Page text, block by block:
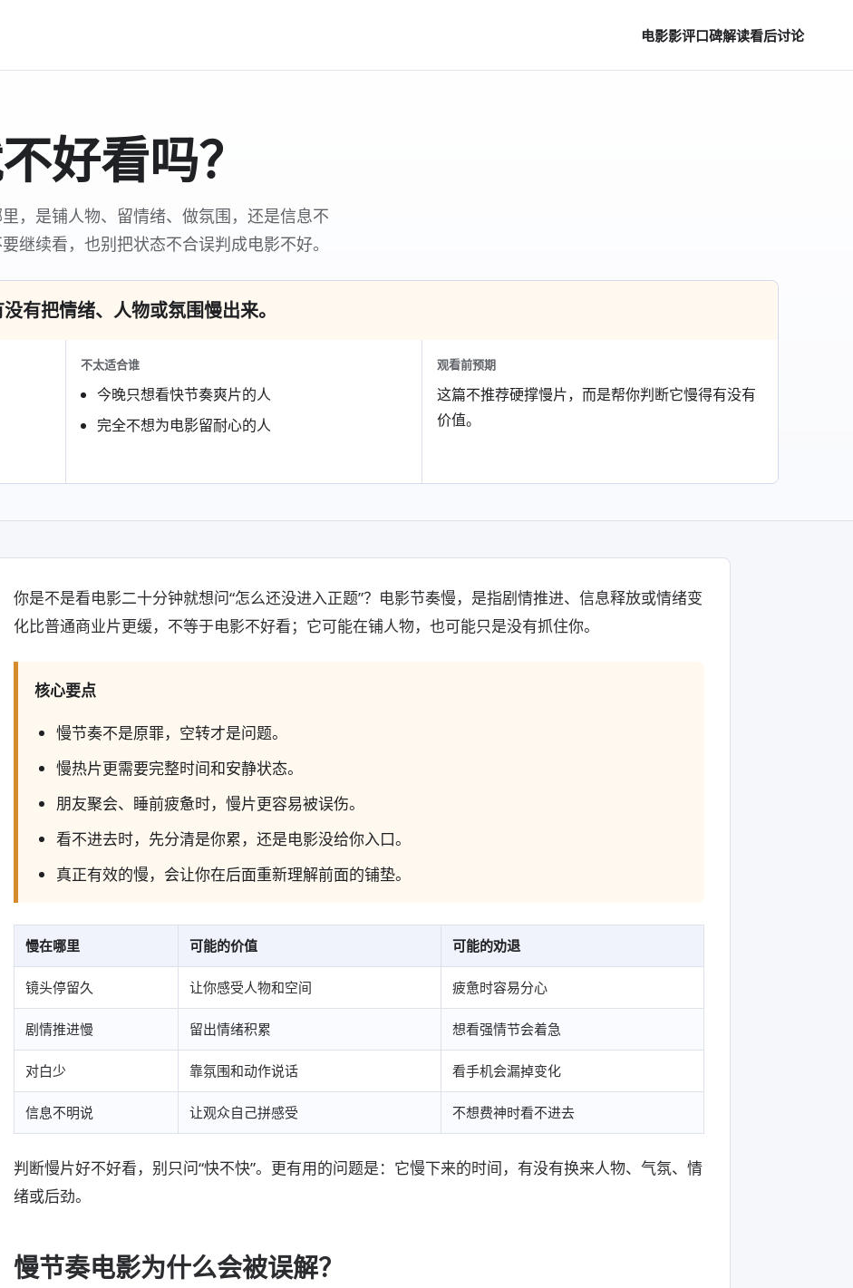
电影影评口碑解读看后讨论
好看吗？
，是铺人物、留情绪、做氛围，还是信息不
继续看，也别把状态不合误判成电影不好。
有把情绪、人物或氛围慢出来。
不太适合谁
今晚只想看快节奏爽片的人
完全不想为电影留耐心的人
观看前预期
这篇不推荐硬撑慢片，而是帮你判断它慢得有没有
价值。
你是不是看电影二十分钟就想问“怎么还没进入正题”？电影节奏慢，是指剧情推进、信息释放或情绪变
化比普通商业片更缓，不等于电影不好看；它可能在铺人物，也可能只是没有抓住你。
核心要点
慢节奏不是原罪，空转才是问题。
慢热片更需要完整时间和安静状态。
朋友聚会、睡前疲惫时，慢片更容易被误伤。
看不进去时，先分清是你累，还是电影没给你入口。
真正有效的慢，会让你在后面重新理解前面的铺垫。
慢在哪里 可能的价值 可能的劝退
镜头停留久 让你感受人物和空间 疲惫时容易分心
剧情推进慢 留出情绪积累 想看强情节会着急
对白少 靠氛围和动作说话 看手机会漏掉变化
信息不明说 让观众自己拼感受 不想费神时看不进去
判断慢片好不好看，别只问“快不快”。更有用的问题是：它慢下来的时间，有没有换来人物、气氛、情
绪或后劲。
慢节奏电影为什么会被误解？